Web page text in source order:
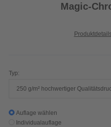
Magic-
Typ:
Auflage wählen
Individualauflage